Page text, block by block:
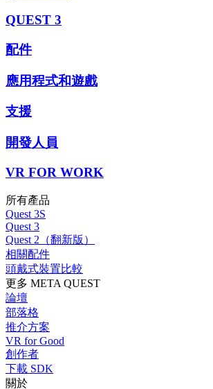
QUEST 3
配件
應用程式和遊戲
支援
開發人員
VR FOR WORK
所有產品
Quest 3S
Quest 3
Quest 2（翻新版）
相關配件
頭戴式裝置比較
更多 META QUEST
論壇
部落格
推介方案
VR for Good
創作者
下載 SDK
關於